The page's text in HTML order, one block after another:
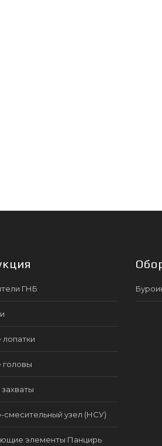
ГНБ
головы
смесительный узел (НСУ)
элементы Панцирь